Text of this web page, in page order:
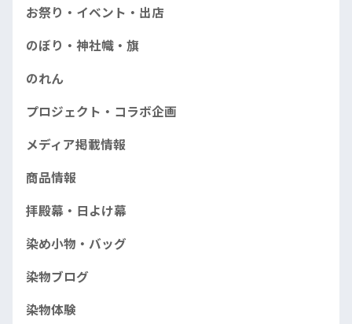
お祭り・イベント・出店
のぼり・神社幟・旗
のれん
プロジェクト・コラボ企画
メディア掲載情報
商品情報
拝殿幕・日よけ幕
染め小物・バッグ
染物ブログ
染物体験